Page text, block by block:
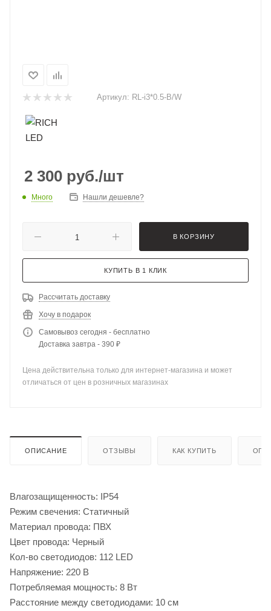
Артикул: RL-i3*0.5-B/W
2 300 руб./шт
Много Нашли дешевле?
В КОРЗИНУ
КУПИТЬ В 1 КЛИК
Рассчитать доставку
Хочу в подарок
Самовывоз сегодня - бесплатно
Доставка завтра - 390 ₽
Цена действительна только для интернет-магазина и может
отличаться от цен в розничных магазинах
ОПИСАНИЕ ОТЗЫВЫ КАК КУПИТЬ
Влагозащищенность: IP54
Режим свечения: Статичный
Материал провода: ПВХ
Цвет провода: Черный
Кол-во светодиодов: 112 LED
Напряжение: 220 В
Потребляемая мощность: 8 Вт
Расстояние между светодиодами: 10 см